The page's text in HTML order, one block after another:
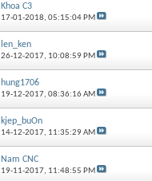
Khoa C3
17-01-2018,05:15:04 PM
len_ken
26-12-2017, 10:08:59 PM
hung1706
19-12-2017,08:36:16 AM
kjep_buOn
14-12-2017, 11:35:29 AM
Nam CNC
19-11-2017, 11:48:55 PM